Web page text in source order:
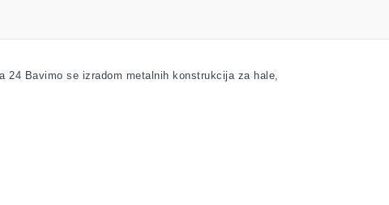
24 Bavimo se izradom metalnih konstrukcija za hale,